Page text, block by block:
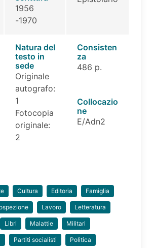
1956
-1970
Natura del
testo in
sede
Originale
autografo:
1
Fotocopia
originale:
2
Consisten
za
486 p.
Collocazio
ne
E/Adn2
Cultura Editoria Famiglia
Lavoro Letteratura
Libri Malattie Militari
Partiti socialisti Politica